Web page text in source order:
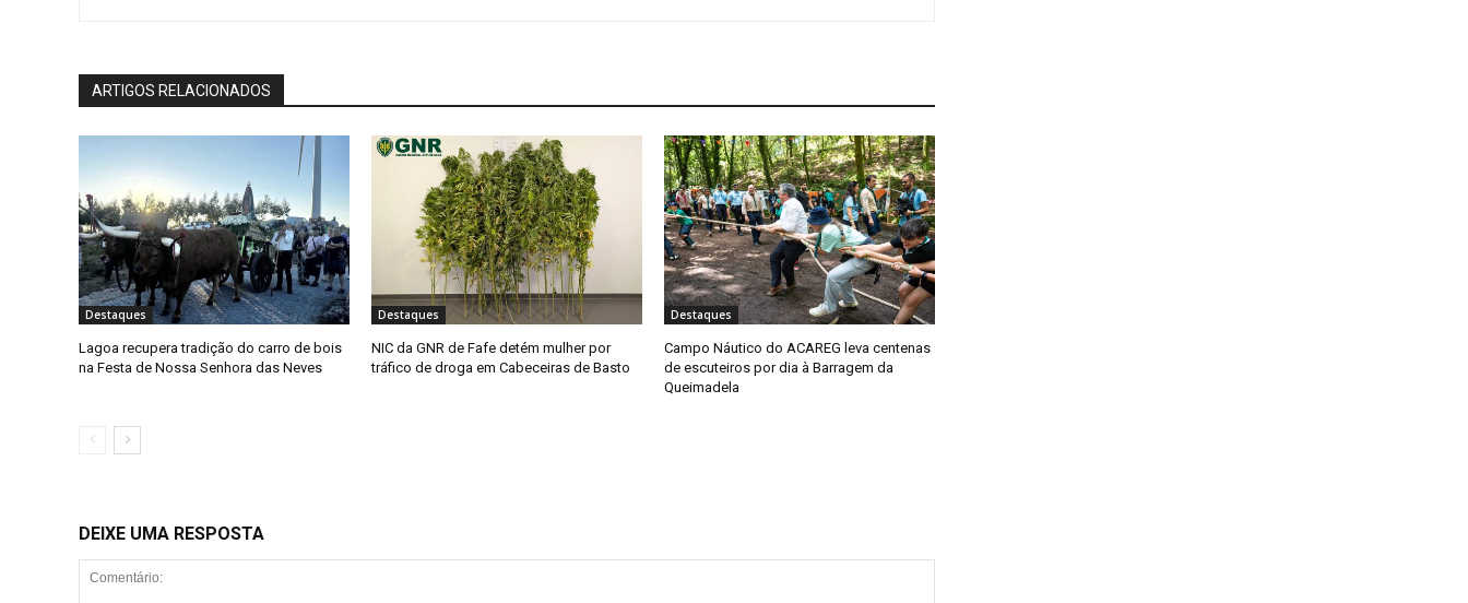
ARTIGOS RELACIONADOS
Destaques
Lagoa recupera tradição do carro de bois
na Festa de Nossa Senhora das Neves
Destaques
NIC da GNR de Fafe detém mulher por
tráfico de droga em Cabeceiras de Basto
Destaques
Campo Náutico do ACAREG leva centenas
de escuteiros por dia à Barragem da
Queimadela
DEIXE UMA RESPOSTA